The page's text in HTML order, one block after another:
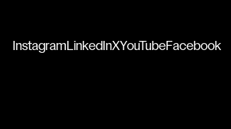
Instagram LinkedInXYouTubeFacebook